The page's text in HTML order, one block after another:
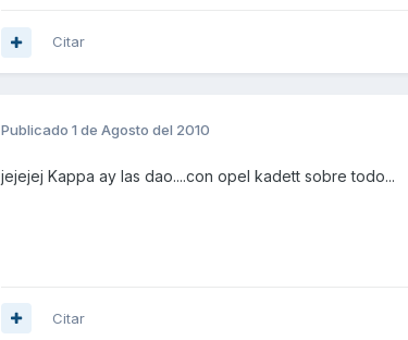
Citar
Publicado 1 de Agosto del 2010
jejejej Kappa ay las dao....con opel kadett sobre todo...
Citar